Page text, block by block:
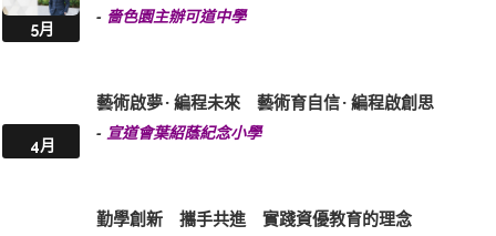
5月
- 嗇色園主辦可道中學
4月
藝術啟夢 · 編程未來 藝術育自信 · 編程啟創思
- 宣道會葉紹蔭紀念小學
勤學創新 攜手共進 實踐資優教育的理念